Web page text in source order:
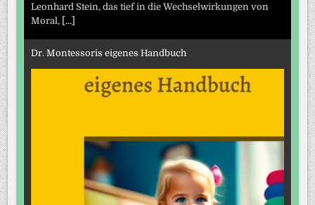
Leonhard Stein, das tief in die Wechselwirkungen von
Moral,
[...]
Dr. Montessoris eigenes Handbuch